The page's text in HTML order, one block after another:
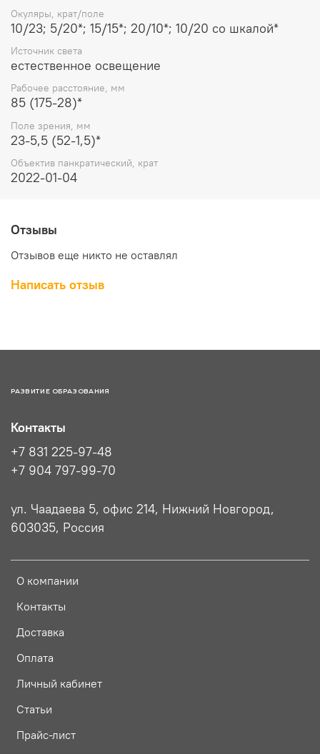
Окуляры, крат/поле
10/23; 5/20*; 15/15*; 20/10*; 10/20 со шкалой*
Источник света
естественное освещение
Рабочее расстояние, мм
85 (175-28)*
Поле зрения, мм
23-5,5 (52-1,5)*
Объектив панкратический, крат
2022-01-04
Отзывы
Отзывов еще никто не оставлял
Написать отзыв
РАЗВИТИЕ ОБРАЗОВАНИЯ
О компании
Контакты
Доставка
Оплата
Личный кабинет
Статьи
Прайс-лист
Контакты
+7 831 225-97-48
+7 904 797-99-70
ул. Чаадаева 5, офис 214, Нижний Новгород,
603035, Россия